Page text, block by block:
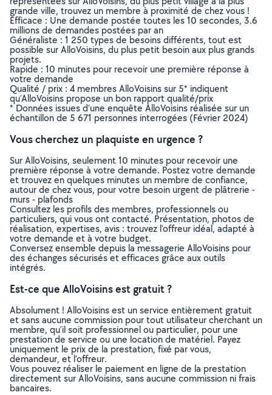
grande ville, trouvez un membre à proximité de chez vous !
Efficace : Une demande postée toutes les 10 secondes, 3.6
millions de demandes postées par an
Généraliste : 1 250 types de besoins différents, tout est
possible sur AlloVoisins, du plus petit besoin aux plus grands
projets.
Rapide : 10 minutes pour recevoir une première réponse à
votre demande
Qualité / prix : 4 membres AlloVoisins sur 5* indiquent
qu’AlloVoisins propose un bon rapport qualité/prix
* Données issues d’une enquête AlloVoisins réalisée sur un
échantillon de 5 671 personnes interrogées (Février 2024)
Vous cherchez un plaquiste en urgence ?
Sur AlloVoisins, seulement 10 minutes pour recevoir une
première réponse à votre demande. Postez votre demande
et trouvez en quelques minutes un membre de confiance,
autour de chez vous, pour votre besoin urgent de plâtrerie -
murs - plafonds
Consultez les profils des membres, professionnels ou
particuliers, qui vous ont contacté. Présentation, photos de
réalisation, expertises, avis : trouvez l'offreur idéal, adapté à
votre demande et à votre budget.
Conversez ensemble depuis la messagerie AlloVoisins pour
des échanges sécurisés et efficaces grâce aux outils
intégrés.
Est-ce que AlloVoisins est gratuit ?
Absolument ! AlloVoisins est un service entièrement gratuit
et sans aucune commission pour tout utilisateur cherchant un
membre, qu’il soit professionnel ou particulier, pour une
prestation de service ou une location de matériel. Payez
uniquement le prix de la prestation, fixé par vous,
demandeur, et l’offreur.
Vous pouvez réaliser le paiement en ligne de la prestation
directement sur AlloVoisins, sans aucune commission ni frais
bancaires.